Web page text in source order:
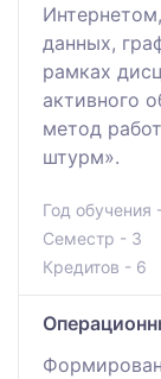
данных,
рамках
активного
метод
штурм».
Год обучения
Семестр - 3
Кредитов - 6